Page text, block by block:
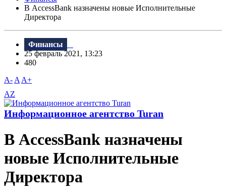
В AccessBank назначены новые Исполнительные
Директора
Финансы
25 февраль 2021, 13:23
480
A- A A+
AZ
Информационное агентство Turan
В AccessBank назначены
новые Исполнительные
Директора